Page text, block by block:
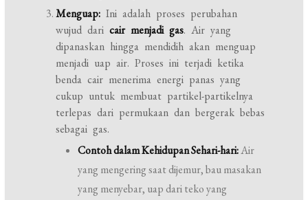
Menguap: Ini adalah proses perubahan
wujud daricair menjadi gas. Air yang
dipanaskan hingga mendidih akan menguap
menjadi uap air. Proses ini terjadi ketika
benda cair menerima energi panas yang
cukup untuk membuat partikel-partikelnya
terlepas dari permukaan dan bergerak bebas
sebagai gas.
Contoh dalam Kehidupan Sehari-hari:Air
yang mengering saat dijemur, bau masakan
yang menyebar, uap dari teko yang